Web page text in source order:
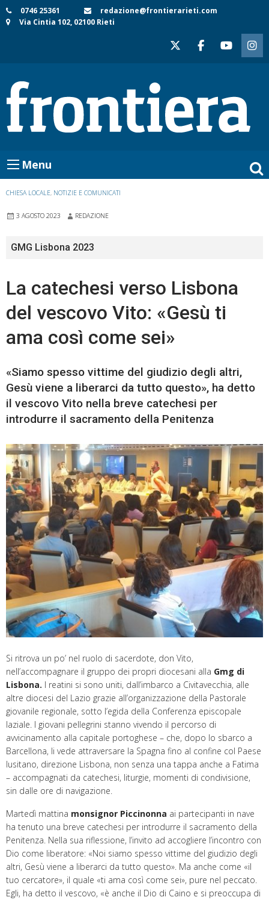
Skip
to
0746 25361
redazione@frontierarieti.com
Via Cintia 102, 02100 Rieti
Menu
CHIESA LOCALE, NOTIZIE E COMUNICATI
3 AGOSTO 2023 REDAZIONE
GMG Lisbona 2023
La catechesi verso Lisbona
del vescovo Vito: «Gesù ti
ama così come sei»
«Siamo spesso vittime del giudizio degli altri,
Gesù viene a liberarci da tutto questo», ha detto
il vescovo Vito nella breve catechesi per
introdurre il sacramento della Penitenza
Si ritrova un po’ nel ruolo di sacerdote, don Vito,
nell’accompagnare il gruppo dei propri diocesani alla Gmg di
Lisbona. I reatini si sono uniti, dall’imbarco a Civitavecchia, alle
altre diocesi del Lazio grazie all’organizzazione della Pastorale
giovanile regionale, sotto l’egida della Conferenza episcopale
laziale. I giovani pellegrini stanno vivendo il percorso di
avvicinamento alla capitale portoghese – che, dopo lo sbarco a
Barcellona, li vede attraversare la Spagna fino al confine col Paese
lusitano, direzione Lisbona, non senza una tappa anche a Fatima
– accompagnati da catechesi, liturgie, momenti di condivisione,
sin dalle ore di navigazione.
Martedì mattina monsignor Piccinonna ai partecipanti in nave
ha tenuto una breve catechesi per introdurre il sacramento della
Penitenza. Nella sua riflessione, l’invito ad accogliere l’incontro con
Dio come liberatore: «Noi siamo spesso vittime del giudizio degli
altri, Gesù viene a liberarci da tutto questo». Ma anche come «il
tuo cercatore», il quale «ti ama così come sei», pure nel peccato.
Egli, ha detto il vescovo, «è anche il Dio di Caino e si preoccupa di